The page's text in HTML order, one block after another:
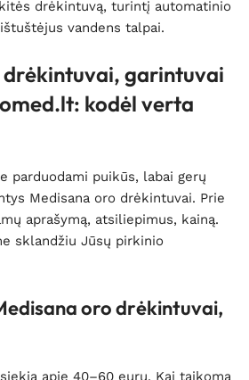
drėkintuvą, turintį automatinio
vandens talpai.
drėkintuvai, garintuvai
kodėl verta
parduodami puikūs, labai gerų
Medisana oro drėkintuvai. Prie
aprašymą, atsiliepimus, kainą.
sklandžiu Jūsų pirkinio
oro drėkintuvai,
apie 40–60 eurų. Kai taikoma